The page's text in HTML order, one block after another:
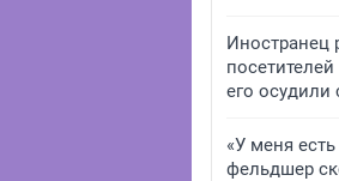
Иностранец
его осудили
«У меня
фельдшер